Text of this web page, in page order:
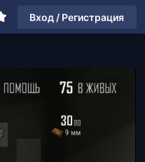
Вход / Регистрация